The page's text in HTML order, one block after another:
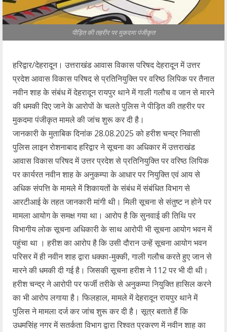
पीड़ित की तहरीर पर मुकदमा पंजीकृत
हरिद्वार/देहरादून। उत्तराखंड आवास विकास परिषद देहरादून में उत्तर
प्रदेश आवास विकास परिषद से प्रतिनियुक्ति पर वरिष्ठ लिपिक पर तैनात
नवीन शाह के संबंध में देहरादून रायपुर थाने में गाली गलौच व जान से मारने
की धमकी दिए जाने के आरोपों के चलते पुलिस ने‌ पीड़ित की तहरीर पर
मुकदमा पंजीकृत मामले की जांच शुरू कर दी है।
जानकारी के मुताबिक दिनांक 28.08.2025 को हरीश चन्द्र निवासी
पुलिस लाइन रोशनाबाद हरिद्वार ने सूचना का अधिकार में उत्तराखंड
आवास विकास परिषद में उत्तर प्रदेश से प्रतिनियुक्ति पर वरिष्ठ लिपिक
पर कार्यरत नवीन शाह के अनुकम्पा के आधार पर नियुक्ति एवं आय से
अधिक संपत्ति के मामले में शिकायतों के संबंध में संबंधित विभाग से
आरटीआई के तहत जानकारी मांगी थी। मिली सूचना से संतुष्ट न होने पर
मामला आयोग के समक्ष गया था। आरोप है कि सुनवाई की तिथि पर
विभागीय लोक सूचना अधिकारी के साथ आरोपी भी सूचना आयोग भवन में
पहुंचा था । हरीश का आरोप है कि उसी दौरान उन्हें सूचना आयोग भवन
परिसर में ही नवीन शाह द्वारा धक्का-मुक्की, गाली गलौच करते हुए जान से
मारने की धमकी दी गई है। जिसकी सूचना हरीश ने 112 पर भी दी थी।
हरीश चन्द्र ने आरोपी पर फर्जी तरीके से अनुकम्पा नियुक्ति हासिल करने
का भी‌ आरोप लगाया है। फिलहाल, मामले में देहरादून रायपुर थाने में
पुलिस ने मामला दर्ज कर जांच शुरू कर दी है। सूत्र बताते हैं कि
उधमसिंह नगर में सतर्कता विभाग द्वारा रिश्वत प्रकरण में नवीन शाह का